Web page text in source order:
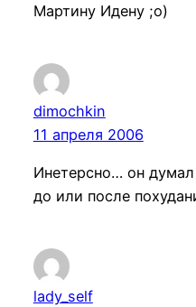
Мартину Идену ;о)
dimochkin
11 апреля 2006
Инетерсно… он
до или после
lady_self